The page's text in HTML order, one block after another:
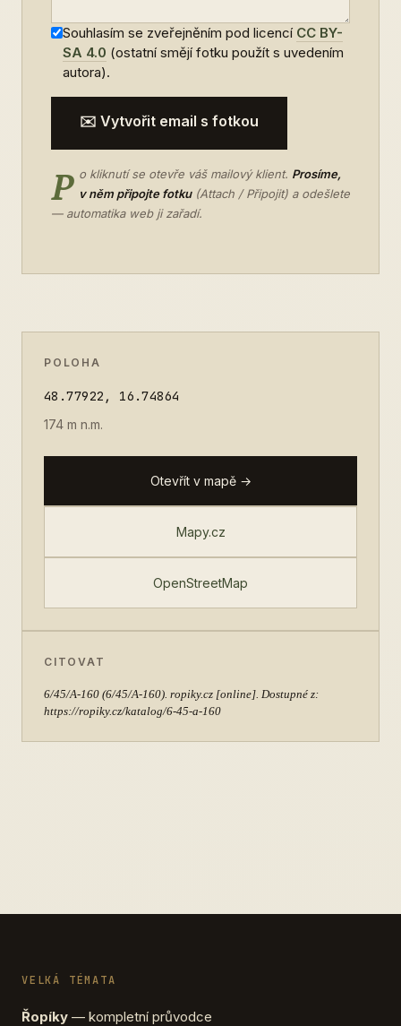
Souhlasím se zveřejněním pod licencí CC BY-
SA 4.0 (ostatní smějí fotku použít s uvedením
autora).
✉️ Vytvořit email s fotkou
P o kliknutí se otevře váš mailový klient. Prosíme,
v něm připojte fotku(Attach / Připojit) a odešlete
— automatika web ji zařadí.
POLOHA
48.77922, 16.74864
174 m n.m.
Otevřít v mapě →
Mapy.cz
OpenStreetMap
CITOVAT
6/45/A-160 (6/45/A-160). ropiky.cz [online]. Dostupné z:
https://ropiky.cz/katalog/6-45-a-160
VELKÁ TÉMATA
Řopíky — kompletní průvodce